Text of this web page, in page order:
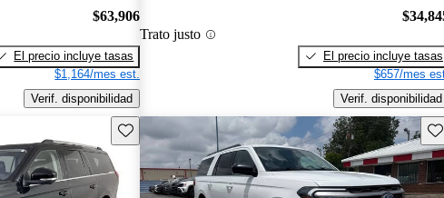
$63,906
El precio incluye tasas
$1,164/mes est.
Verif. disponibilidad
Trato justo
El precio incluye tasas
$657/mes
Verif. disponibilidad
Guarda este Aviso